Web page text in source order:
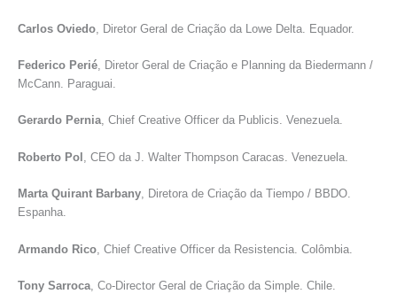
Carlos Oviedo , Diretor Geral de Criação da Lowe Delta. Equador.
Federico Perié, Diretor Geral de Criação e Planning da Biedermann /
McCann. Paraguai.
Gerardo Pernia, Chief Creative Officer da Publicis. Venezuela.
Roberto Pol , CEO da J. Walter Thompson Caracas. Venezuela.
Marta Quirant Barbany, Diretora de Criação da Tiempo / BBDO.
Espanha.
Armando Rico , Chief Creative Officer da Resistencia. Colômbia.
Tony Sarroca, Co-Director Geral de Criação da Simple. Chile.